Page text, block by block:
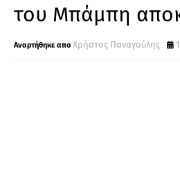
του Μπάμπη
Χρήστος Παναγούλης